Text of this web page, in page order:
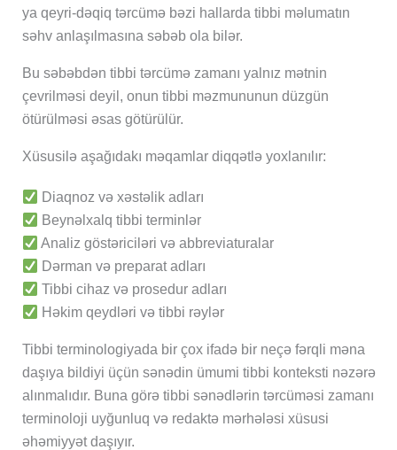
ya qeyri-dəqiq tərcümə bəzi hallarda tibbi məlumatın
səhv anlaşılmasına səbəb ola bilər.
Bu səbəbdən tibbi tərcümə zamanı yalnız mətnin
çevrilməsi deyil, onun tibbi məzmununun düzgün
ötürülməsi əsas götürülür.
Xüsusilə aşağıdakı məqamlar diqqətlə yoxlanılır:
Diaqnoz və xəstəlik adları
Beynəlxalq tibbi terminlər
Analiz göstəriciləri və abbreviaturalar
Dərman və preparat adları
Tibbi cihaz və prosedur adları
Həkim qeydləri və tibbi rəylər
Tibbi terminologiyada bir çox ifadə bir neçə fərqli məna
daşıya bildiyi üçün sənədin ümumi tibbi konteksti nəzərə
alınmalıdır. Buna görə tibbi sənədlərin tərcüməsi zamanı
terminoloji uyğunluq və redaktə mərhələsi xüsusi
əhəmiyyət daşıyır.